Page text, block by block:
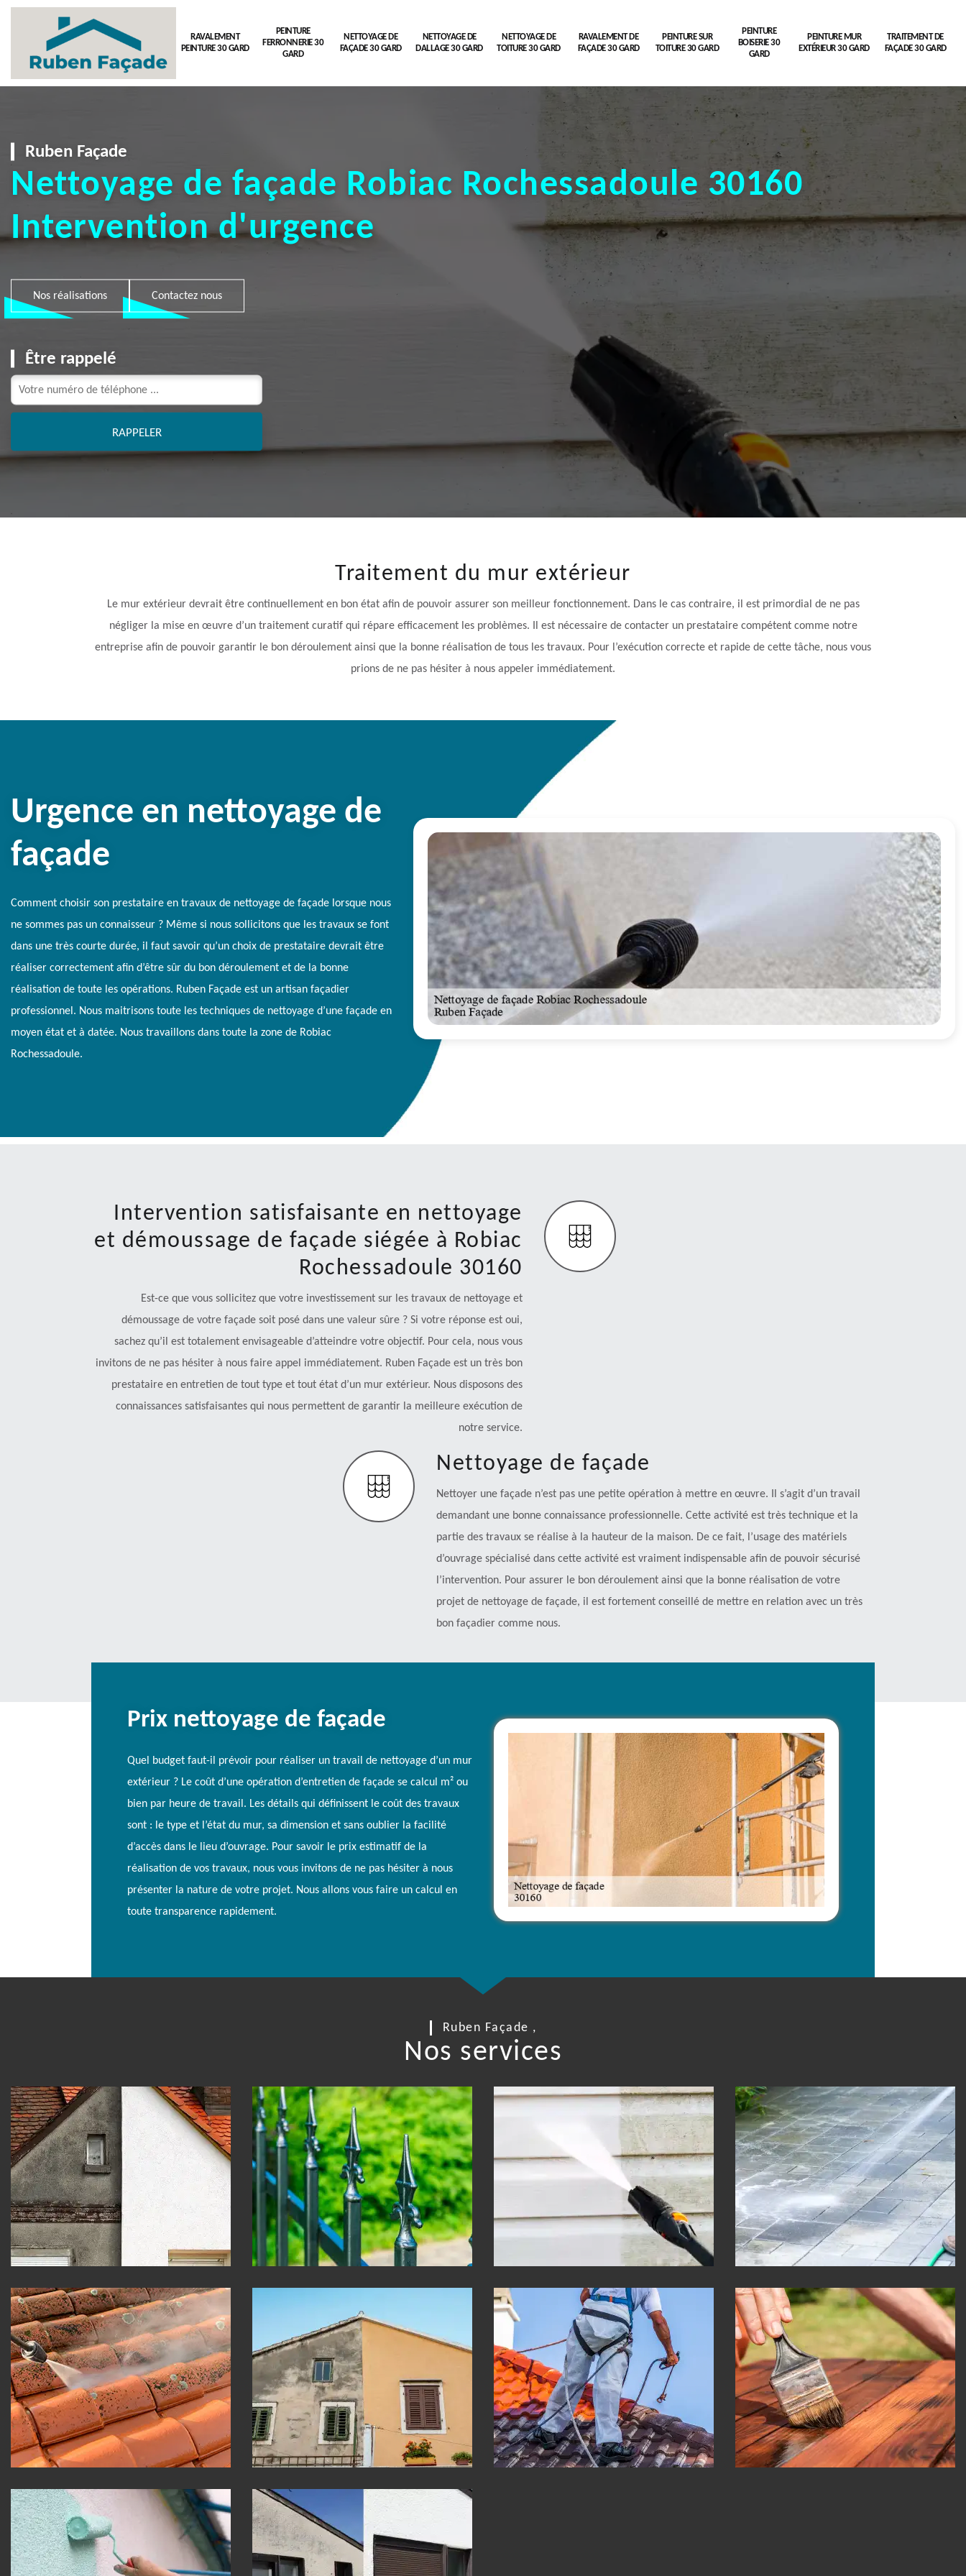
RAVALEMENT
PEINTURE 30 GARD
PEINTURE
FERRONNERIE 30
GARD
NETTOYAGE DE
FAÇADE 30 GARD
NETTOYAGE DE
DALLAGE 30 GARD
NETTOYAGE DE
TOITURE 30 GARD
RAVALEMENT DE
FAÇADE 30 GARD
PEINTURE SUR
TOITURE 30 GARD
PEINTURE
BOISERIE 30
GARD
PEINTURE MUR
EXTÉRIEUR 30 GARD
TRAITEMENT DE
FAÇADE 30 GARD
Ruben Façade
Nettoyage de façade Robiac Rochessadoule 30160
Intervention d'urgence
Nos réalisations Contactez nous
Être rappelé
Traitement du mur extérieur
Le mur extérieur devrait être continuellement en bon état afin de pouvoir assurer son meilleur fonctionnement. Dans le cas contraire, il est primordial de ne pas
négliger la mise en œuvre d’un traitement curatif qui répare efficacement les problèmes. Il est nécessaire de contacter un prestataire compétent comme notre
entreprise afin de pouvoir garantir le bon déroulement ainsi que la bonne réalisation de tous les travaux. Pour l’exécution correcte et rapide de cette tâche, nous vous
prions de ne pas hésiter à nous appeler immédiatement.
Urgence en nettoyage de
façade
Comment choisir son prestataire en travaux de nettoyage de façade lorsque nous
ne sommes pas un connaisseur ? Même si nous sollicitons que les travaux se font
dans une très courte durée, il faut savoir qu’un choix de prestataire devrait être
réaliser correctement afin d’être sûr du bon déroulement et de la bonne
réalisation de toute les opérations. Ruben Façade est un artisan façadier
professionnel. Nous maitrisons toute les techniques de nettoyage d’une façade en
moyen état et à datée. Nous travaillons dans toute la zone de Robiac
Rochessadoule.
Intervention satisfaisante en nettoyage
et démoussage de façade siégée à Robiac
Rochessadoule 30160
Est-ce que vous sollicitez que votre investissement sur les travaux de nettoyage et
démoussage de votre façade soit posé dans une valeur sûre ? Si votre réponse est oui,
sachez qu’il est totalement envisageable d’atteindre votre objectif. Pour cela, nous vous
invitons de ne pas hésiter à nous faire appel immédiatement. Ruben Façade est un très bon
prestataire en entretien de tout type et tout état d’un mur extérieur. Nous disposons des
connaissances satisfaisantes qui nous permettent de garantir la meilleure exécution de
notre service.
Nettoyage de façade
Nettoyer une façade n’est pas une petite opération à mettre en œuvre. Il s’agit d’un travail
demandant une bonne connaissance professionnelle. Cette activité est très technique et la
partie des travaux se réalise à la hauteur de la maison. De ce fait, l’usage des matériels
d’ouvrage spécialisé dans cette activité est vraiment indispensable afin de pouvoir sécurisé
l’intervention. Pour assurer le bon déroulement ainsi que la bonne réalisation de votre
projet de nettoyage de façade, il est fortement conseillé de mettre en relation avec un très
bon façadier comme nous.
Prix nettoyage de façade
Quel budget faut-il prévoir pour réaliser un travail de nettoyage d’un mur
extérieur ? Le coût d’une opération d’entretien de façade se calcul m² ou
bien par heure de travail. Les détails qui définissent le coût des travaux
sont : le type et l’état du mur, sa dimension et sans oublier la facilité
d’accès dans le lieu d’ouvrage. Pour savoir le prix estimatif de la
réalisation de vos travaux, nous vous invitons de ne pas hésiter à nous
présenter la nature de votre projet. Nous allons vous faire un calcul en
toute transparence rapidement.
Ruben Façade ,
Nos services
Ravalement peinture 30
Gard
Peinture Ferronnerie 30
Gard
Nettoyage de façade 30
Nettoyage de dallage 30
Gard
Nettoyage de toiture 30
Gard
Ravalement de façade 30
Gard
Peinture sur toiture 30
Gard
Peinture Boiserie 30
Gard